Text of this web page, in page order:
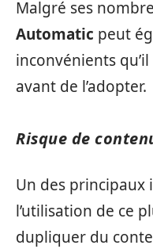
Malgré ses
Automatic peut
inconvénients
avant de l’adopter.
Risque de
Un des principaux
l’utilisation de ce
dupliquer du